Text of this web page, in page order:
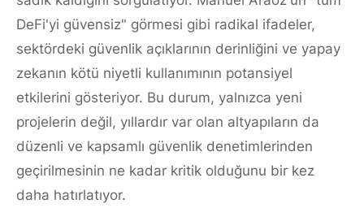
DeFi'yi güvensiz" görmesi gibi radikal ifadeler,
sektördeki güvenlik açıklarının derinliğini ve yapay
zekanın kötü niyetli kullanımının potansiyel
etkilerini gösteriyor. Bu durum, yalnızca yeni
projelerin değil, yıllardır var olan altyapıların da
düzenli ve kapsamlı güvenlik denetimlerinden
geçirilmesinin ne kadar kritik olduğunu bir kez
daha hatırlatıyor.